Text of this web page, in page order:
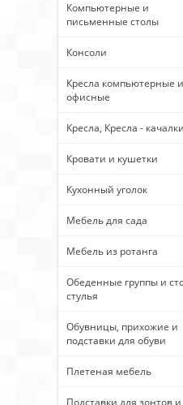
Компьютерные и
письменные столы
Консоли
Кресла компьютерные и
офисные
Кресла, Кресла - качалки
Кровати и кушетки
Кухонный уголок
Мебель для сада
Мебель из ротанга
Обеденные группы и
стулья
Обувницы, прихожие и
подставки для обуви
Плетеная мебель
Подставки для зонтов и